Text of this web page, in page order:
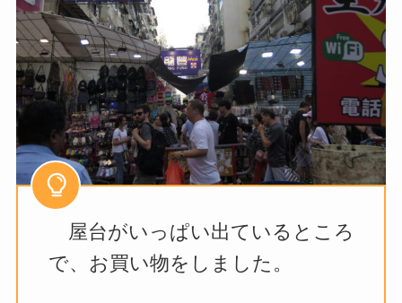
屋台がいっぱい出ているところ
で、お買い物をしました。